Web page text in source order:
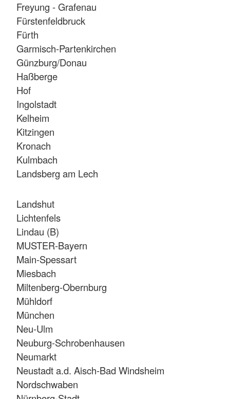
Freyung - Grafenau
Fürstenfeldbruck
Fürth
Garmisch-Partenkirchen
Günzburg/Donau
Haßberge
Hof
Ingolstadt
Kelheim
Kitzingen
Kronach
Kulmbach
Landsberg am Lech
Landshut
Lichtenfels
Lindau (B)
MUSTER-Bayern
Main-Spessart
Miesbach
Miltenberg-Obernburg
Mühldorf
München
Neu-Ulm
Neuburg-Schrobenhausen
Neumarkt
Neustadt a.d. Aisch-Bad Windsheim
Nordschwaben